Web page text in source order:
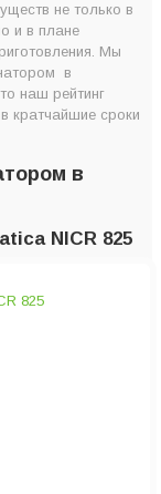
One
дома
не только в
и в плане
Мы
в
наш рейтинг
кратчайшие сроки
в
NICR 825